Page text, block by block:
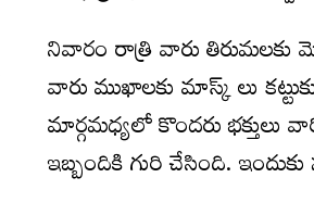
నివారం రాత్రి వారు తిరుమలకు
వారు ముఖాలకు మాస్క్ లు
మార్గమధ్యలో కొందరు భక్తులు
ఇబ్బందికి గురి చేసింది.